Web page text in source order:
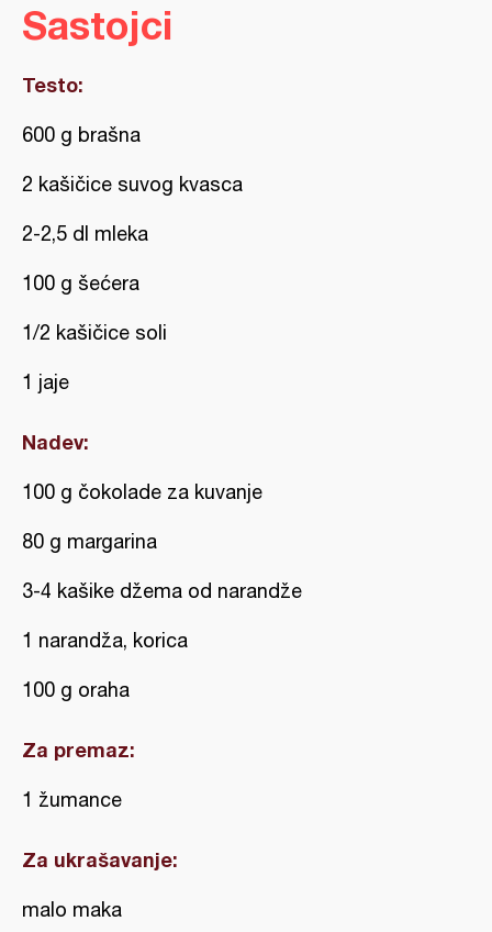
Sastojci
Testo:
600 g brašna
2 kašičice suvog kvasca
2-2,5 dl mleka
100 g šećera
1/2 kašičice soli
1 jaje
Nadev:
100 g čokolade za kuvanje
80 g margarina
3-4 kašike džema od narandže
1 narandža, korica
100 g oraha
Za premaz:
1 žumance
Za ukrašavanje:
malo maka